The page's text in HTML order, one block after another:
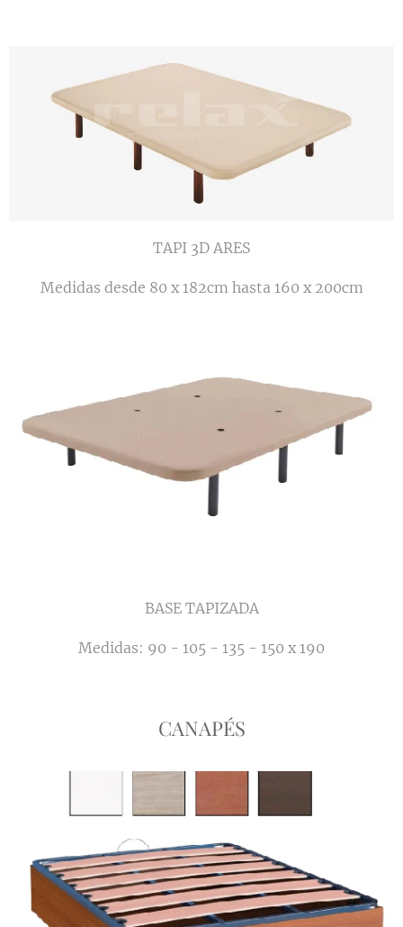
TAPI 3D ARES
Medidas desde 80 x 182cm hasta 160 x 200cm
BASE TAPIZADA
Medidas: 90 - 105 - 135 - 150 x 190
CANAPÉS